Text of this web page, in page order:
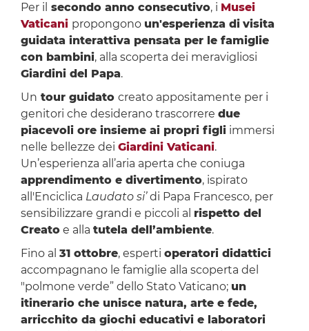
Per il secondo anno consecutivo, i Musei
Vaticani propongono un'esperienza di visita
guidata interattiva pensata per le famiglie
con bambini, alla scoperta dei meravigliosi
Giardini del Papa.
Un tour guidato creato appositamente per i
genitori che desiderano trascorrere due
piacevoli ore insieme ai propri figliimmersi
nelle bellezze dei Giardini Vaticani.
Un’esperienza all’aria aperta che coniuga
apprendimento e divertimento, ispirato
all'Enciclica Laudato si’di Papa Francesco, per
sensibilizzare grandi e piccoli al rispetto del
Creatoe alla tutela dell’ambiente.
Fino al 31 ottobre, esperti operatori didattici
accompagnano le famiglie alla scoperta del
"polmone verde” dello Stato Vaticano; un
itinerario che unisce natura, arte e fede,
arricchito da giochi educativi e laboratori